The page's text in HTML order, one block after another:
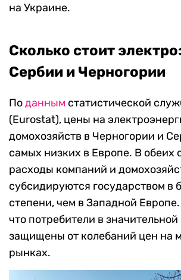
на Украине.
Сколько стоит
Сербии и Черногории
Поданным статистической
(Eurostat), цены на
домохозяйств в Черногории и
самых низких в Европе. В обеих
расходы компаний и
субсидируются государством в
степени, чем в Западной
что потребители в
защищены от колебаний цен на
рынках.